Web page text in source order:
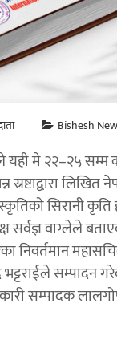
Bishesh
यही मे २२–२५ सम्म
स्रष्टाद्वारा
सिरानी
सर्वज्ञ वाग्लेले
निवर्तमान
सम्पादन
सम्पादक